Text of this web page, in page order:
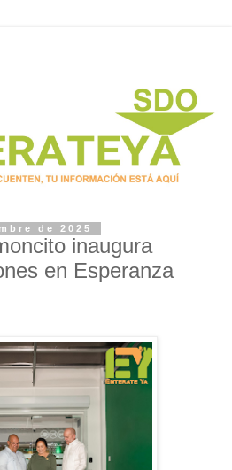
de 2025
inaugura
en Esperanza